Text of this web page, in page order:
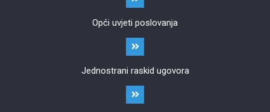
Opći uvjeti poslovanja
Jednostrani raskid ugovora